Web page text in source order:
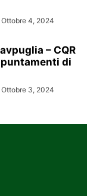
Ottobre 4, 2024
– CQR
di
Ottobre 3, 2024